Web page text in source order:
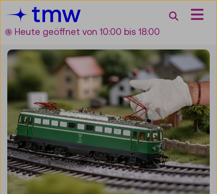
Zum Inhalt
Zum Hauptmenü
Zur Suche
Zur Zielgruppennavigation
Suche
Heute geöffnet von 10:00 bis 18:00